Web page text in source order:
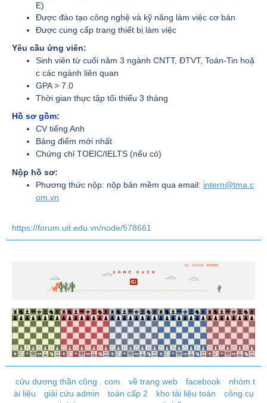
E)
Được đào tạo công nghệ và kỹ năng làm việc cơ bản
Được cung cấp trang thiết bị làm việc
Yêu cầu ứng viên:
Sinh viên từ cuối năm 3 ngành CNTT, ĐTVT, Toán-Tin hoặ
c các ngành liên quan
GPA > 7.0
Thời gian thực tập tối thiểu 3 tháng
Hồ sơ gồm:
CV tiếng Anh
Bảng điểm mới nhất
Chứng chỉ TOEIC/IELTS (nếu có)
Nộp hồ sơ:
Phương thức nộp: nộp bản mềm qua email: intern@tma.c
om.vn
https://forum.uit.edu.vn/node/578661
cửu dương thần công . com về trang web facebook
nhóm t
ài liệu
giải cứu admin toán cấp 2 kho tài liệu toán
công cụ